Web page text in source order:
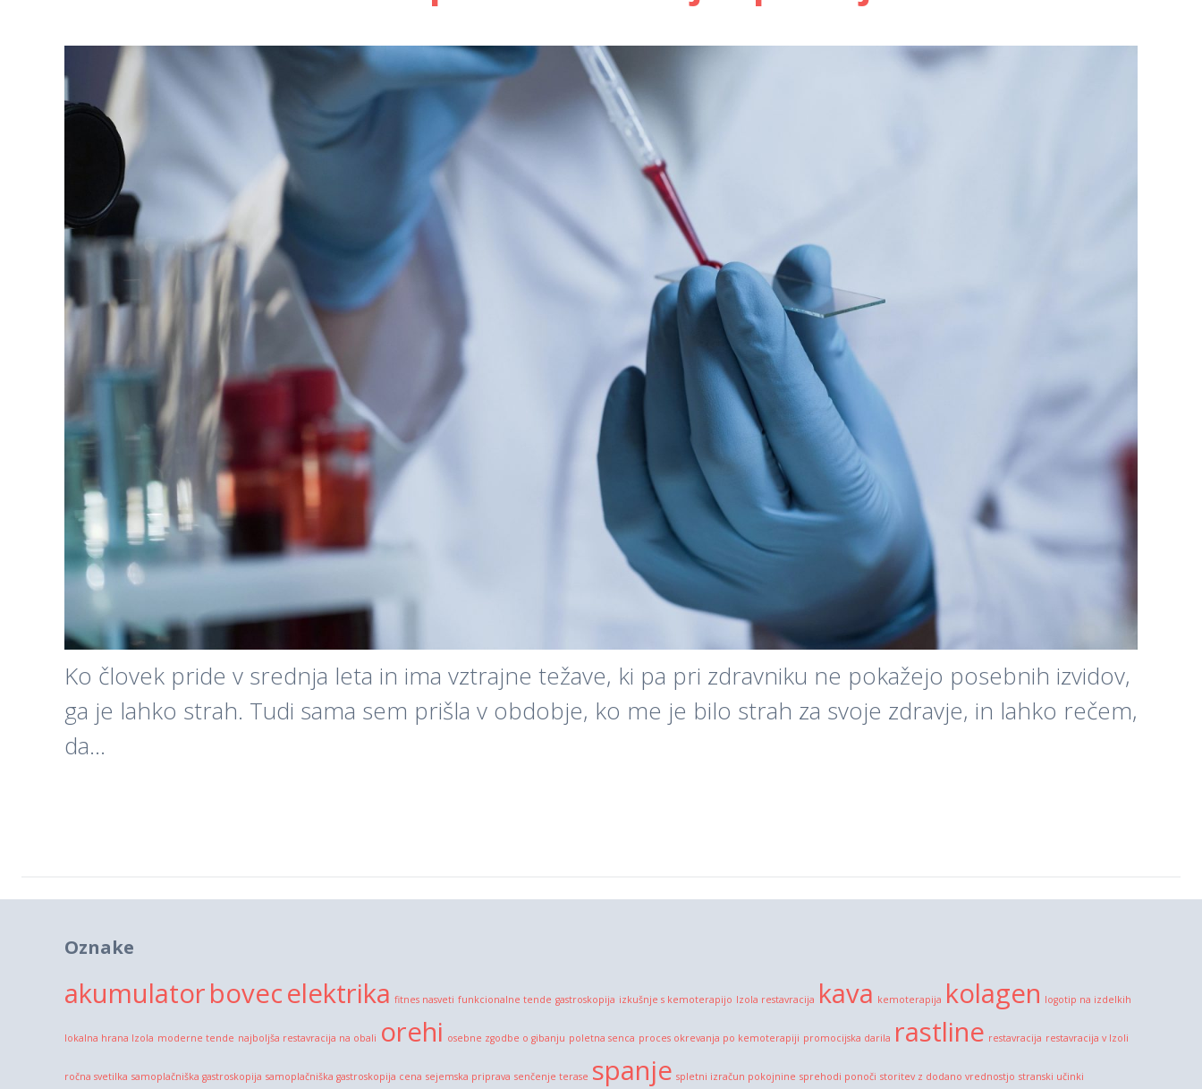
Ko človek pride v srednja leta in ima vztrajne težave, ki pa pri zdravniku ne pokažejo posebnih izvidov,
ga je lahko strah. Tudi sama sem prišla v obdobje, ko me je bilo strah za svoje zdravje, in lahko rečem,
da…
Oznake
akumulatorbovecelektrika fitnes nasveti funkcionalne tende gastroskopija izkušnje s kemoterapijo Izola restavracija kava kemoterapija kolagen logotip na izdelkih
lokalna hrana Izola moderne tende najboljša restavracija na obali orehi osebne zgodbe o gibanju poletna senca proces okrevanja po kemoterapiji promocijska darila rastline restavracija restavracija v Izoli
ročna svetilka samoplačniška gastroskopija samoplačniška gastroskopija cena sejemska priprava senčenje terase spanje spletni izračun pokojnine sprehodi ponoči storitev z dodano vrednostjo stranski učinki